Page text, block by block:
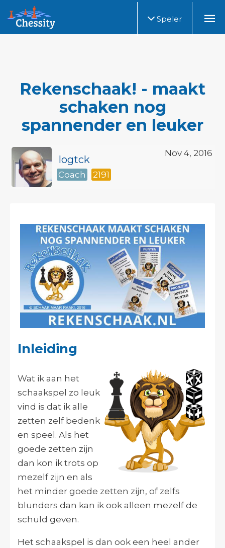
Speler
Rekenschaak! - maakt
schaken nog
spannender en leuker
Nov 4, 2016
logtck
Coach 2191
Inleiding
Wat ik aan het
schaakspel zo leuk
vind is dat ik alle
zetten zelf bedenk
en speel. Als het
goede zetten zijn
dan kon ik trots op
mezelf zijn en als
het minder goede zetten zijn, of zelfs
blunders dan kan ik ook alleen mezelf de
schuld geven.
Het schaakspel is dan ook een heel ander